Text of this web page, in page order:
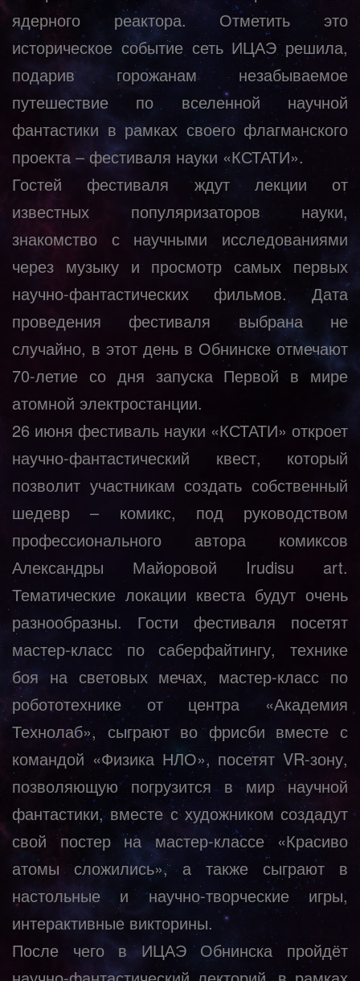
ядерного реактора. Отметить это
историческое событие сеть ИЦАЭ решила,
подарив горожанам незабываемое
путешествие по вселенной научной
фантастики в рамках своего флагманского
проекта – фестиваля науки «КСТАТИ».
Гостей фестиваля ждут лекции от
известных популяризаторов науки,
знакомство с научными исследованиями
через музыку и просмотр самых первых
научно-фантастических фильмов. Дата
проведения фестиваля выбрана не
случайно, в этот день в Обнинске отмечают
70-летие со дня запуска Первой в мире
атомной электростанции.
26 июня фестиваль науки «КСТАТИ» откроет
научно-фантастический квест, который
позволит участникам создать собственный
шедевр – комикс, под руководством
профессионального автора комиксов
Александры Майоровой Irudisu art.
Тематические локации квеста будут очень
разнообразны. Гости фестиваля посетят
мастер-класс по саберфайтингу, технике
боя на световых мечах, мастер-класс по
робототехнике от центра «Академия
Технолаб», сыграют во фрисби вместе с
командой «Физика НЛО», посетят VR-зону,
позволяющую погрузится в мир научной
фантастики, вместе с художником создадут
свой постер на мастер-классе «Красиво
атомы сложились», а также сыграют в
настольные и научно-творческие игры,
интерактивные викторины.
После чего в ИЦАЭ Обнинска пройдёт